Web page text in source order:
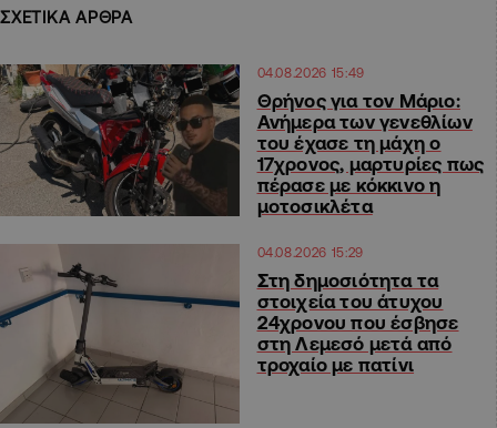
ΣΧΕΤΙΚΑ ΑΡΘΡΑ
04.08.2026 15:49
Θρήνος για τον Μάριο:
Ανήμερα των γενεθλίων
του έχασε τη μάχη ο
17χρονος, μαρτυρίες πως
πέρασε με κόκκινο η
μοτοσικλέτα
04.08.2026 15:29
Στη δημοσιότητα τα
στοιχεία του άτυχου
24χρονου που έσβησε
στη Λεμεσό μετά από
τροχαίο με πατίνι